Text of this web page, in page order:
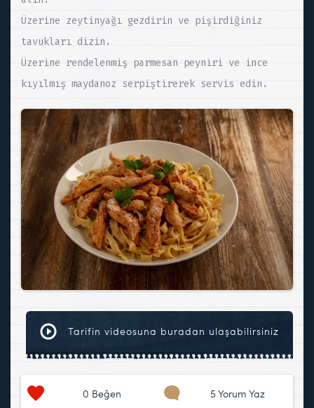
Üzerine zeytinyağı gezdirin ve pişirdiğiniz
tavukları dizin.
Üzerine rendelenmiş parmesan peyniri ve ince
kıyılmış maydanoz serpiştirerek servis edin.
Tarifin videosuna buradan ulaşabilirsiniz
0 Beğen 5 Yorum Yaz